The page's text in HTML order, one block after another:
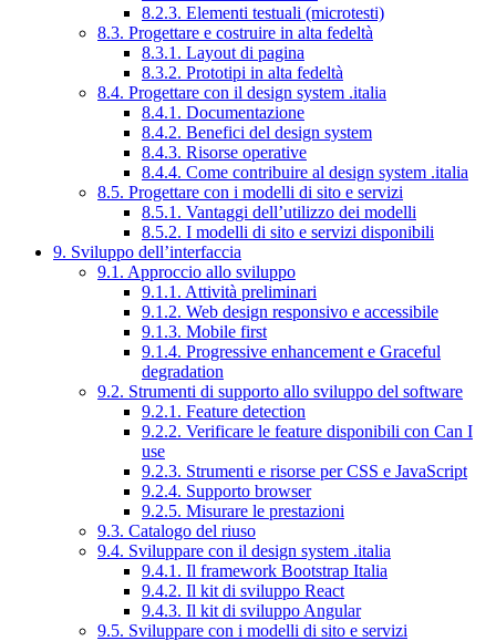
8.2.3. Elementi testuali (microtesti)
8.3. Progettare e costruire in alta fedeltà
8.3.1. Layout di pagina
8.3.2. Prototipi in alta fedeltà
8.4. Progettare con il design system .italia
8.4.1. Documentazione
8.4.2. Benefici del design system
8.4.3. Risorse operative
8.4.4. Come contribuire al design system .italia
8.5. Progettare con i modelli di sito e servizi
8.5.1. Vantaggi dell’utilizzo dei modelli
8.5.2. I modelli di sito e servizi disponibili
9. Sviluppo dell’interfaccia
9.1. Approccio allo sviluppo
9.1.1. Attività preliminari
9.1.2. Web design responsivo e accessibile
9.1.3. Mobile first
9.1.4. Progressive enhancement e Graceful
degradation
9.2. Strumenti di supporto allo sviluppo del software
9.2.1. Feature detection
9.2.2. Verificare le feature disponibili con Can I
use
9.2.3. Strumenti e risorse per CSS e JavaScript
9.2.4. Supporto browser
9.2.5. Misurare le prestazioni
9.3. Catalogo del riuso
9.4. Sviluppare con il design system .italia
9.4.1. Il framework Bootstrap Italia
9.4.2. Il kit di sviluppo React
9.4.3. Il kit di sviluppo Angular
9.5. Sviluppare con i modelli di sito e servizi